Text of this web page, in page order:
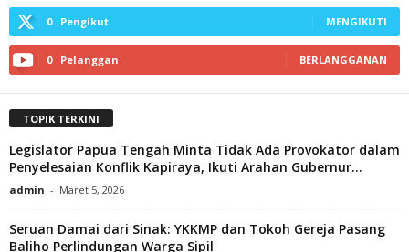
0 Pengikut MENGIKUTI
0 Pelanggan BERLANGGANAN
TOPIK TERKINI
Legislator Papua Tengah Minta Tidak Ada Provokator dalam
Penyelesaian Konflik Kapiraya, Ikuti Arahan Gubernur...
admin - Maret 5, 2026
Seruan Damai dari Sinak: YKKMP dan Tokoh Gereja Pasang
Baliho Perlindungan Warga Sipil